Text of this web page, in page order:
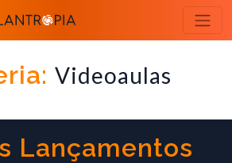
Videoaulas
Lançamentos